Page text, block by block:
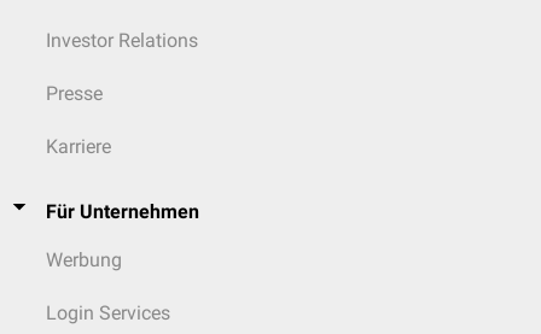
Investor Relations
Presse
Karriere
Für Unternehmen
Werbung
Login Services